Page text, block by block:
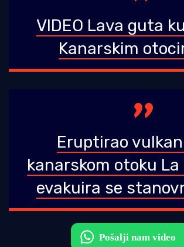
VIDEO Lava guta
Kanarskim
Eruptirao
kanarskom otoku La
evakuira se